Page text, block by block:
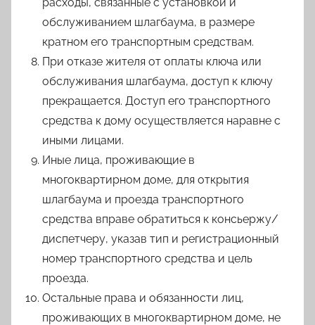
обслуживанием шлагбаума, в размере
кратном его транспортным средствам.
При отказе жителя от оплаты ключа или
обслуживания шлагбаума, доступ к ключу
прекращается. Доступ его транспортного
средства к дому осуществляется наравне с
иными лицами.
Иные лица, проживающие в
многоквартирном доме, для открытия
шлагбаума и проезда транспортного
средства вправе обратиться к консьержу/
диспетчеру, указав тип и регистрационный
номер транспортного средства и цель
проезда.
Остальные права и обязанности лиц,
проживающих в многоквартирном доме, не